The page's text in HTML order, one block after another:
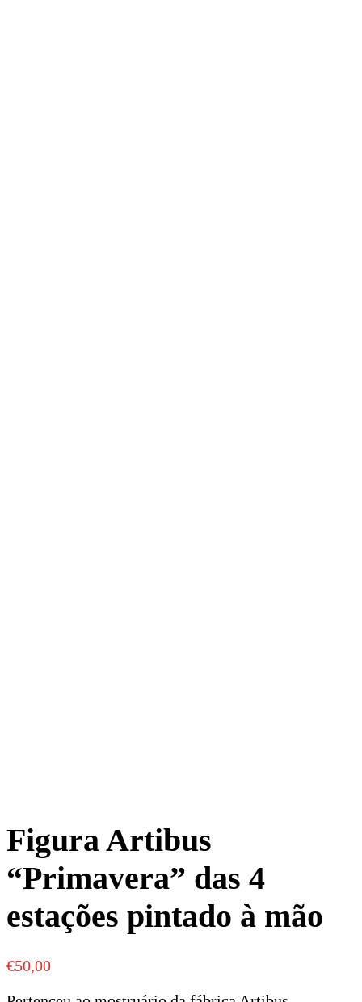
Figura Artibus
“Primavera” das 4
estações pintado à mão
€50,00